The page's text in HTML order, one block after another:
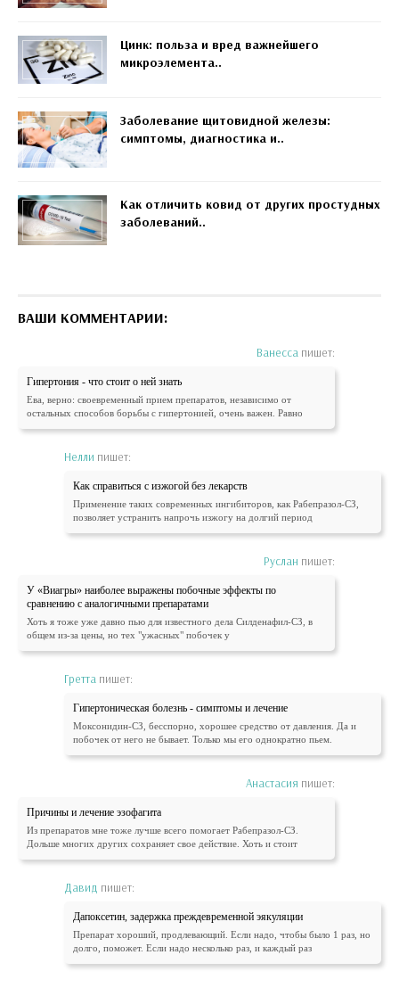
Цинк: польза и вред важнейшего
микроэлемента..
Заболевание щитовидной железы:
симптомы, диагностика и..
Как отличить ковид от других простудных
заболеваний..
ВАШИ КОММЕНТАРИИ:
Ванесса пишет:
Гипертония - что стоит о ней знать
Ева, верно: своевременный прием препаратов, независимо от
остальных способов борьбы с гипертонией, очень важен. Равно
Нелли пишет:
Как справиться с изжогой без лекарств
Применение таких современных ингибиторов, как Рабепразол-СЗ,
позволяет устранить напрочь изжогу на долгий период
Руслан пишет:
У «Виагры» наиболее выражены побочные эффекты по
сравнению с аналогичными препаратами
Хоть я тоже уже давно пью для известного дела Силденафил-СЗ, в
общем из-за цены, но тех "ужасных" побочек у
Гретта пишет:
Гипертоническая болезнь - симптомы и лечение
Моксонидин-СЗ, бесспорно, хорошее средство от давления. Да и
побочек от него не бывает. Только мы его однократно пьем.
Анастасия пишет:
Причины и лечение эзофагита
Из препаратов мне тоже лучше всего помогает Рабепразол-СЗ.
Дольше многих других сохраняет свое действие. Хоть и стоит
Давид пишет:
Дапоксетин, задержка преждевременной эякуляции
Препарат хороший, продлевающий. Если надо, чтобы было 1 раз, но
долго, поможет. Если надо несколько раз, и каждый раз